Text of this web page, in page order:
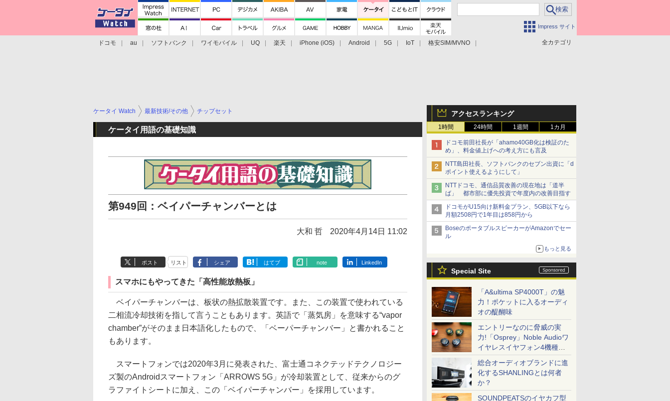
Impress サイト
全カテゴリ
ドコモ au ソフトバンク ワイモバイル UQ 楽天 iPhone (iOS) Android 5G IoT
格安SIM/MVNO
アクセスランキング
1時間 24時間 1週間 1カ月
ドコモ前田社長が「ahamo40GB化は検証のた
め」、料金値上げへの考え方にも言及
NTT島田社長、ソフトバンクのセブン出資に「d
ポイント使えるようにして」
NTTドコモ、通信品質改善の現在地は「道半
ば」 都市部に優先投資で年度内の改善目指す
ドコモがU15向け新料金プラン、5GB以下なら
月額2508円で1年目は858円から
BoseのポータブルスピーカーがAmazonでセー
ル
もっと見る
Special Site
「A&ultima SP4000T」の魅
力！ポケットに入るオーディ
オの醍醐味
エントリーなのに脅威の実
力!「Osprey」Noble Audioワ
イヤレスイヤフォン4機種を
一気に聴く
総合オーディオブランドに進
化するSHANLINGとは何者
か？
SOUNDPEATSのイヤカフ型
ケータイ Watch 最新技術/その他 チップセット
ケータイ用語の基礎知識
第949回：ベイパーチャンバーとは
大和 哲 2020年4月14日 11:02
ポスト リスト シェア はてブ note LinkedIn
スマホにもやってきた「高性能放熱板」
ベイパーチャンバーは、板状の熱拡散装置です。また、この装置で使われている
二相流冷却技術を指して言うこともあります。英語で「蒸気房」を意味する“vapor
chamber”がそのまま日本語化したもので、「ベーパーチャンバー」と書かれること
もあります。
スマートフォンでは2020年3月に発表された、富士通コネクテッドテクノロジー
ズ製のAndroidスマートフォン「ARROWS 5G」が冷却装置として、従来からのグ
ラファイトシートに加え、この「ベイパーチャンバー」を採用しています。